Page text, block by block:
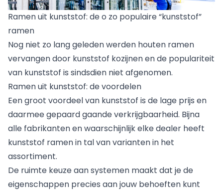
voorkeurstaal of de regio waarin u zich bevindt.
Statistieken
Statistische cookies helpen website-eigenaren te
begrijpen hoe verschillende gebruikers zich op de site
gedragen door anonieme informatie te verzamelen en
te rapporteren.
Alles weigeren
Mijn voorkeuren opslaan
Ramen uit kunststof: de o zo populaire “kunststof”
ramen
Nog niet zo lang geleden werden houten ramen
vervangen door kunststof kozijnen en de populariteit
van kunststof is sindsdien niet afgenomen.
Ramen uit kunststof: de voordelen
Een groot voordeel van kunststof is de lage prijs en
daarmee gepaard gaande verkrijgbaarheid. Bijna
alle fabrikanten en waarschijnlijk elke dealer heeft
kunststof ramen in tal van varianten in het
assortiment.
De ruimte keuze aan systemen maakt dat je de
eigenschappen precies aan jouw behoeften kunt